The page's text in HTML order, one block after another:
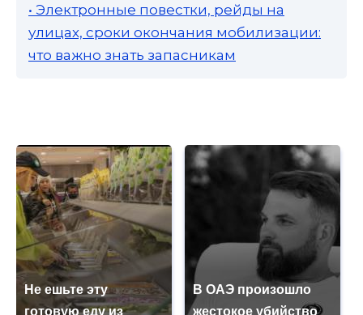
• Электронные повестки, рейды на
улицах, сроки окончания мобилизации:
что важно знать запасникам
Не ешьте эту
готовую еду из
В ОАЭ произошло
жестокое убийство